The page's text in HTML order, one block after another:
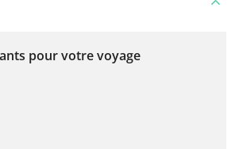
carte
pour votre voyage